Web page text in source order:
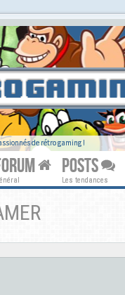
de rétro gaming !
POSTS
Les tendances